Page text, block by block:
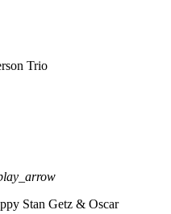
Trio
Stan Getz & Oscar